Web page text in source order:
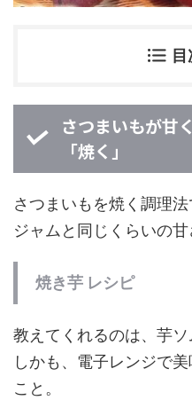
さつまいもが甘
「焼く」
さつまいもを焼く調理
ジャムと同じくらいの甘
焼き芋 レシピ
教えてくれるのは、芋ソ
しかも、電子レンジで
こと。